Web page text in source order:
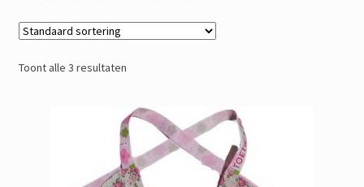
Toont alle 3 resultaten